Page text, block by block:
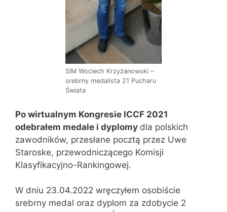
SIM Wociech Krzyżanowski –
srebrny medalista 21 Pucharu
Świata
Po wirtualnym Kongresie ICCF 2021
odebrałem medale i dyplomy dla polskich
zawodników, przesłane pocztą przez Uwe
Staroske, przewodniczącego Komisji
Klasyfikacyjno-Rankingowej.
W dniu 23.04.2022 wręczyłem osobiście
srebrny medal oraz dyplom za zdobycie 2